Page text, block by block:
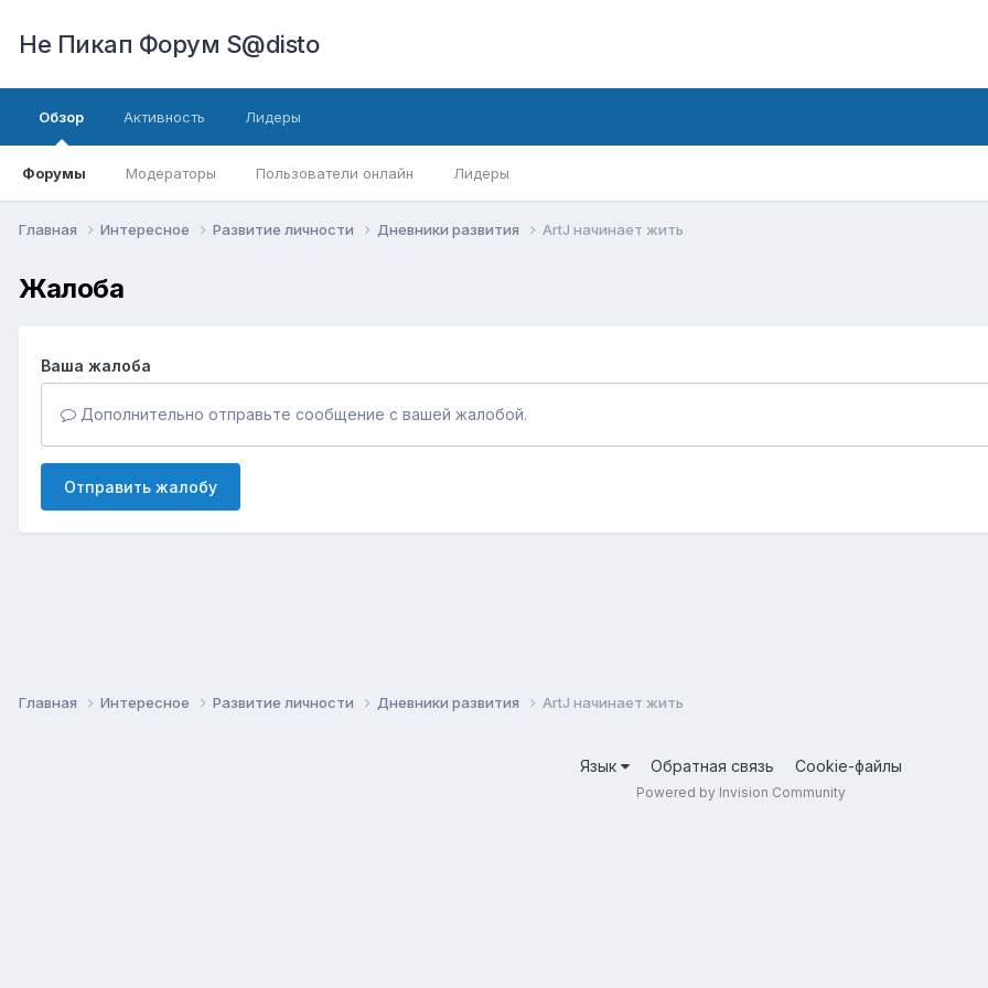
Не Пикап Форум S@disto
Обзор
Форумы Модераторы Пользователи онлайн Лидеры
Активность Лидеры
Главная Интересное Развитие личности Дневники развития ArtJ начинает жить
Жалоба
Ваша жалоба
Дополнительно отправьте сообщение с вашей жалобой.
Отправить жалобу
Главная Интересное Развитие личности Дневники развития ArtJ начинает жить
Язык Обратная связь Cookie-файлы
Powered by Invision Community